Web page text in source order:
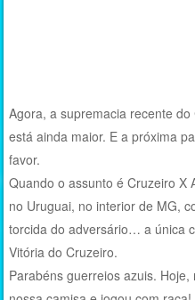
Agora, a supremacia recente
está ainda maior. E a próxima
favor.
Quando o assunto é Cruzeiro X
no Uruguai, no interior de MG,
torcida do adversário… a única
Vitória do Cruzeiro.
Parabéns guerreios azuis.